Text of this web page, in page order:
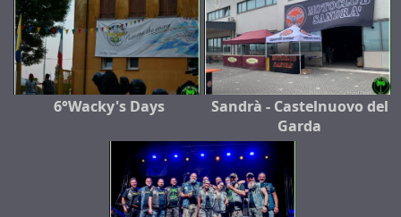
6°Wacky's Days
Sandrà - Castelnuovo del
Garda